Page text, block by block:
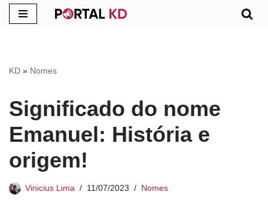
conteúdo
KD » Nomes
Significado do nome
Emanuel: História e
origem!
Vinicius Lima 11/07/2023 Nomes